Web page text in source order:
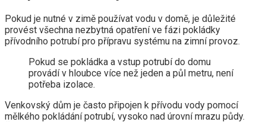
Pokud je nutné v zimě používat vodu v domě, je důležité
provést všechna nezbytná opatření ve fázi pokládky
přívodního potrubí pro přípravu systému na zimní provoz.
Pokud se pokládka a vstup potrubí do domu
provádí v hloubce více než jeden a půl metru, není
potřeba izolace.
Venkovský dům je často připojen k přívodu vody pomocí
mělkého pokládání potrubí, vysoko nad úrovní mrazu půdy.